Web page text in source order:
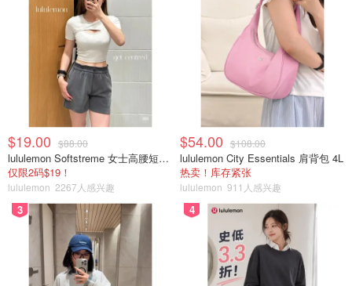
$19.00 $88.00
lululemon Softstreme 女士高腰短裤 10cm
仅限2码$19！
lululemon 2267人感兴趣
$54.00 $108.00
lululemon City Essentials 肩背包 4L
热卖！库存紧张
lululemon 911人感兴趣
3 4